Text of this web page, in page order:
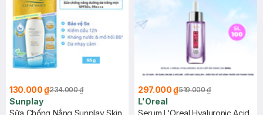
130.000 ₫234.000 ₫
Sunplay
Sữa Chống Nắng Sunplay Skin
297.000 ₫519.000 ₫
L'Oreal
Serum L'Oreal Hyaluronic Acid